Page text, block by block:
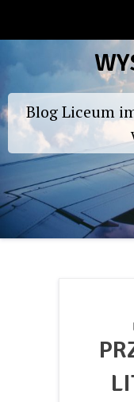
to
Blog Liceum